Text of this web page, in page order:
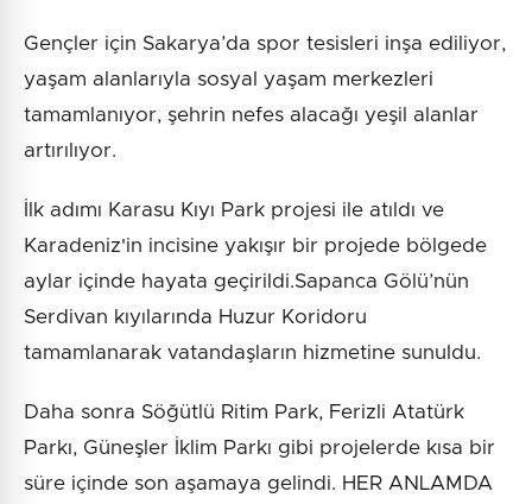
Gençler için Sakarya’da spor tesisleri inşa ediliyor,
yaşam alanlarıyla sosyal yaşam merkezleri
tamamlanıyor, şehrin nefes alacağı yeşil alanlar
artırılıyor.
İlk adımı Karasu Kıyı Park projesi ile atıldı ve
Karadeniz'in incisine yakışır bir projede bölgede
aylar içinde hayata geçirildi.Sapanca Gölü’nün
Serdivan kıyılarında Huzur Koridoru
tamamlanarak vatandaşların hizmetine sunuldu.
Daha sonra Söğütlü Ritim Park, Ferizli Atatürk
Parkı, Güneşler İklim Parkı gibi projelerde kısa bir
süre içinde son aşamaya gelindi. HER ANLAMDA